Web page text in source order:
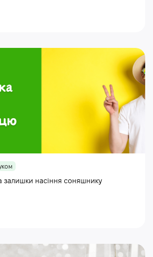
залишки насіння соняшнику